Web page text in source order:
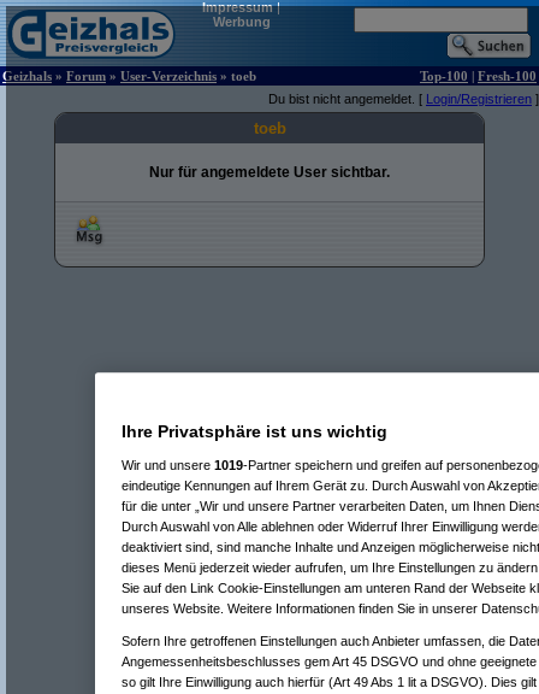
Impressum|
Werbung
Geizhals » Forum » User-Verzeichnis » toeb Top-100 | Fresh-100
Du bist nicht angemeldet. [ Login/Registrieren ]
toeb
Nur für angemeldete User sichtbar.
Ihre Privatsphäre ist uns wichtig
Wir und unsere 1019-Partner speichern und greifen auf
eindeutige Kennungen auf Ihrem Gerät zu. Durch Auswahl von
für die unter „Wir und unsere Partner verarbeiten Daten, um Ihnen
Durch Auswahl von Alle ablehnen oder Widerruf Ihrer Einwilligung
deaktiviert sind, sind manche Inhalte und Anzeigen möglicherweise
dieses Menü jederzeit wieder aufrufen, um Ihre Einstellungen zu
Sie auf den Link Cookie-Einstellungen am unteren Rand der Webseite
unseres Website. Weitere Informationen finden Sie in unserer
Sofern Ihre getroffenen Einstellungen auch Anbieter umfassen, die
Angemessenheitsbeschlusses gem Art 45 DSGVO und ohne
so gilt Ihre Einwilligung auch hierfür (Art 49 Abs 1 lit a DSGVO). Dies